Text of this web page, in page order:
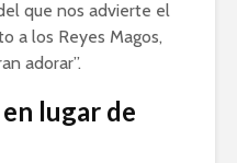
que nos advierte el
a los Reyes Magos,
adorar”.
lugar de